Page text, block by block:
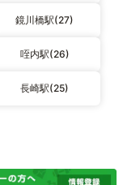
鏡川橋駅(27)
咥内駅(26)
長崎駅(25)